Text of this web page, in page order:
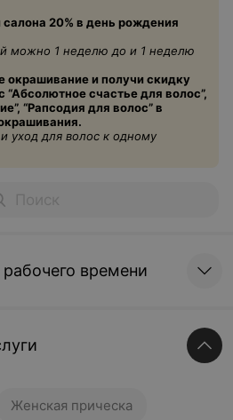
салона 20% в день рождения
можно 1 неделю до и 1 неделю
окрашивание и получи скидку
“Абсолютное счастье для волос”,
“Рапсодия для волос” в
уход для волос к одному
времени
Женская прическа